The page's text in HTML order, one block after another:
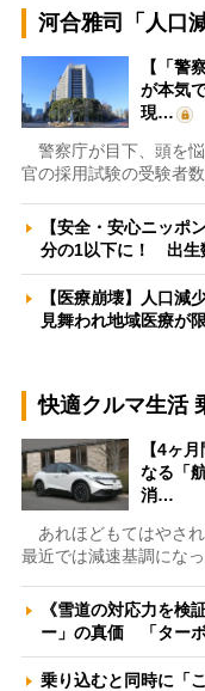
河合雅司「人口
【「警
が本気
現…
警察庁が目下、頭を
官の採用試験の受験者
【安全・安心ニッポ
分の1以下に！ 出生
【医療崩壊】人口減
見舞われ地域医療
快適クルマ生活
【4ヶ
なる「
消…
あれほどもてはやされ
最近では減速基調にな
《雪道の対応力を検
ー」の真価 「ター
乗り込むと同時に「